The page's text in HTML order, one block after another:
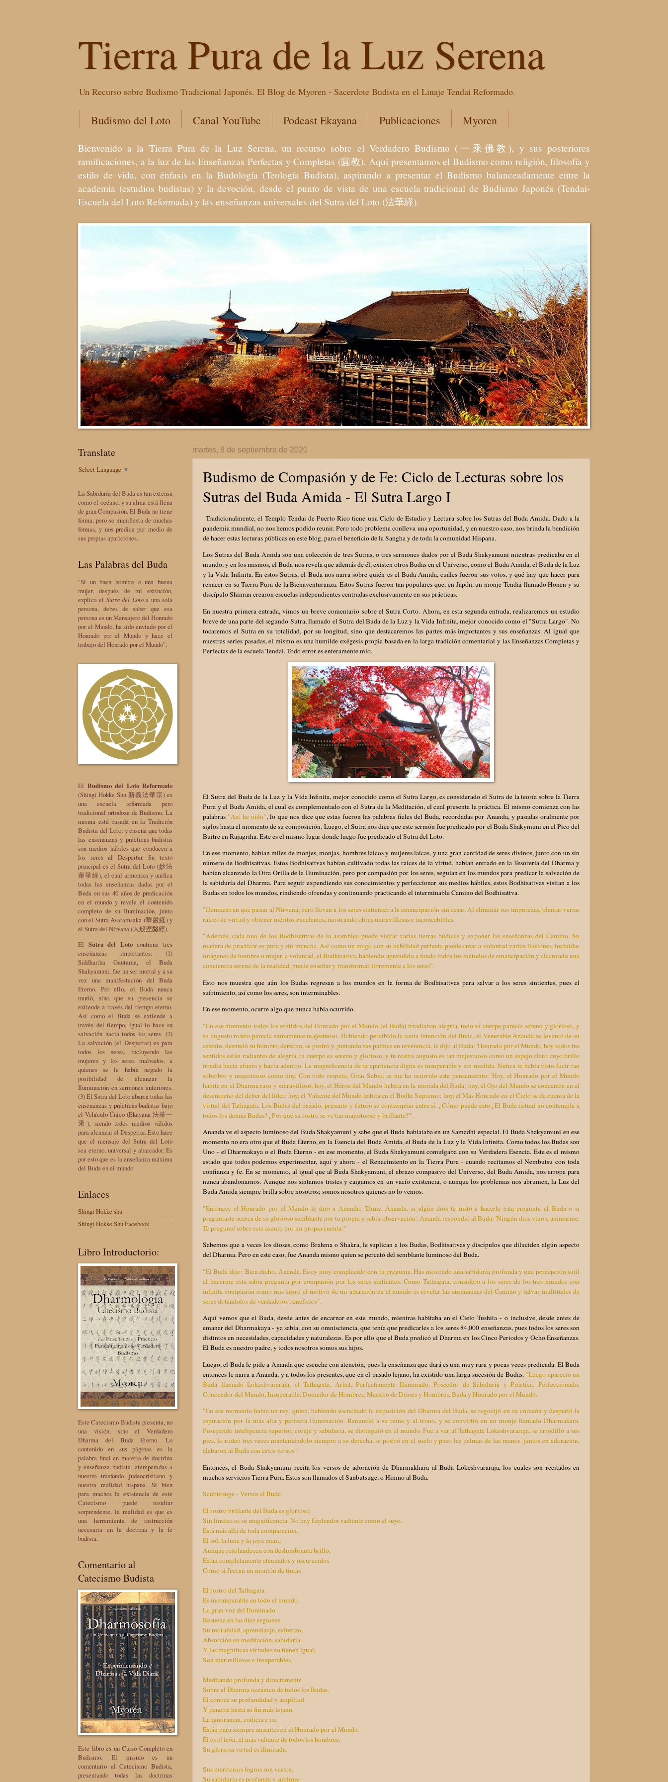
Tierra Pura de la Luz Serena
Un Recurso sobre Budismo Tradicional Japonés. El Blog de Myoren - Sacerdote Budista en el Linaje Tendai Reformado.
Budismo del Loto Canal YouTube Podcast Ekayana Publicaciones Myoren
Bienvenido a la Tierra Pura de la Luz Serena, un recurso sobre el Verdadero Budismo (一乘佛教), y sus posteriores
ramificaciones, a la luz de las Enseñanzas Perfectas y Completas (圓教). Aquí presentamos el Budismo como religión, filosofía y
estilo de vida, con énfasis en la Budología (Teología Budista), aspirando a presentar el Budismo balanceadamente entre la
academia (estudios budistas) y la devoción, desde el punto de vista de una escuela tradicional de Budismo Japonés (Tendai-
Escuela del Loto Reformada) y las enseñanzas universales del Sutra del Loto (法華経).
martes, 8 de septiembre de 2020
Budismo de Compasión y de Fe: Ciclo de Lecturas sobre los
Sutras del Buda Amida - El Sutra Largo I
Tradicionalmente, el Templo Tendai de Puerto Rico tiene una Ciclo de Estudio y Lectura sobre los Sutras del Buda Amida. Dado a la
pandemia mundial, no nos hemos podido reunir. Pero todo problema conlleva una oportunidad, y en nuestro caso, nos brinda la bendición
de hacer estas lecturas públicas en este blog, para el beneficio de la Sangha y de toda la comunidad Hispana.
Los Sutras del Buda Amida son una colección de tres Sutras, o tres sermones dados por el Buda Shakyamuni mientras predicaba en el
mundo, y en los mismos, el Buda nos revela que además de él, existen otros Budas en el Universo, como el Buda Amida, el Buda de la Luz
y la Vida Infinita. En estos Sutras, el Buda nos narra sobre quién es el Buda Amida, cuáles fueron sus votos, y qué hay que hacer para
renacer en su Tierra Pura de la Bienaventuranza. Estos Sutras fueron tan populares que, en Japón, un monje Tendai llamado Honen y su
discípulo Shinran crearon escuelas independientes centradas exclusivamente en sus prácticas.
En nuestra primera entrada, vimos un breve comentario sobre el Sutra Corto. Ahora, en esta segunda entrada, realizaremos un estudio
breve de una parte del segundo Sutra, llamado el Sutra del Buda de la Luz y la Vida Infinita, mejor conocido como el "Sutra Largo". No
tocaremos el Sutra en su totalidad, por su longitud, sino que destacaremos las partes más importantes y sus enseñanzas. Al igual que
nuestras series pasadas, el mismo es una humilde exégesis propia basada en la larga tradición comentarial y las Enseñanzas Completas y
Perfectas de la escuela Tendai. Todo error es enteramente mío.
El Sutra del Buda de la Luz y la Vida Infinita, mejor conocido como el Sutra Largo, es considerado el Sutra de la teoría sobre la Tierra
Pura y el Buda Amida, el cual es complementado con el Sutra de la Meditación, el cual presenta la práctica. El mismo comienza con las
palabras "Así he oído", lo que nos dice que estas fueron las palabras fieles del Buda, recordadas por Ananda, y pasadas oralmente por
siglos hasta el momento de su composición. Luego, el Sutra nos dice que este sermón fue predicado por el Buda Shakymuni en el Pico del
Buitre en Rajagriha. Este es el mismo lugar donde luego fue predicado el Sutra del Loto.
En ese momento, habían miles de monjes, monjas, hombres laicos y mujeres laicas, y una gran cantidad de seres divinos, junto con un sin
número de Bodhisattvas. Estos Bodhisattvas habían cultivado todas las raíces de la virtud, habían entrado en la Tesorería del Dharma y
habían alcanzado la Otra Orilla de la Iluminación, pero por compasión por los seres, seguían en los mundos para predicar la salvación de
la sabiduría del Dharma. Para seguir expendiendo sus conocimientos y perfeccionar sus medios hábiles, estos Bodhisattvas visitan a los
Budas en todos los mundos, rindiendo ofrendas y continuando practicando el interminable Camino del Bodhisattva.
"Demuestran que pasan al Nirvana, pero llevan a los seres sintientes a la emancipación sin cesar. Al eliminar sus impurezas, plantar varias
raíces de virtud y obtener méritos excelentes, mostrando obras maravillosas e inconcebibles.
"Además, cada uno de los Bodhisattvas de la asamblea puede visitar varias tierras búdicas y exponer las enseñanzas del Camino. Su
manera de practicar es pura y sin mancha. Así como un mago con su habilidad perfecta puede crear a voluntad varias ilusiones, incluidas
imágenes de hombre o mujer, a voluntad, el Bodhisattva, habiendo aprendido a fondo todos los métodos de emancipación y alcanzado una
conciencia serena de la realidad, puede enseñar y transformar libremente a los seres".
Esto nos muestra que aún los Budas regresan a los mundos en la forma de Bodhisattvas para salvar a los seres sintientes, pues el
sufrimiento, así como los seres, son interminables.
En ese momento, ocurre algo que nunca había ocurrido.
"En ese momento todos los sentidos del Honrado por el Mundo [el Buda] irradiaban alegría, todo su cuerpo parecía sereno y glorioso, y
su augusto rostro parecía sumamente majestuoso. Habiendo percibido la santa intención del Buda, el Venerable Ananda se levantó de su
asiento, desnudó su hombro derecho, se postró y, juntando sus palmas en reverencia, le dijo al Buda: 'Honrado por el Mundo, hoy todos tus
sentidos están radiantes de alegría, tu cuerpo es sereno y glorioso, y tu rostro augusto es tan majestuoso como un espejo claro cuyo brillo
irradia hacia afuera y hacia adentro. La magnificencia de tu apariencia digna es insuperable y sin medida. Nunca te había visto lucir tan
soberbio y majestuoso como hoy. Con todo respeto, Gran Sabio, se me ha ocurrido este pensamiento: 'Hoy, el Honrado por el Mundo
habita en el Dharma raro y maravilloso; hoy, el Héroe del Mundo habita en la morada del Buda; hoy, el Ojo del Mundo se concentra en el
desempeño del deber del líder; hoy, el Valiente del Mundo habita en el Bodhi Supremo; hoy, el Más Honrado en el Cielo se da cuenta de la
virtud del Tathagata. Los Budas del pasado, presente y futuro se contemplan entre sí. ¿Cómo puede esto ¿El Buda actual no contempla a
todos los demás Budas? ¿Por qué su rostro se ve tan majestuoso y brillante?'".
Ananda ve el aspecto luminoso del Buda Shakyamuni y sabe que el Buda habiataba en un Samadhi especial. El Buda Shakyamuni en ese
momento no era otro que el Buda Eterno, en la Esencia del Buda Amida, el Buda de la Luz y la Vida Infinita. Como todos los Budas son
Uno - el Dharmakaya o el Buda Eterno - en ese momento, el Buda Shakyamuni comulgaba con su Verdadera Esencia. Este es el mismo
estado que todos podemos experimentar, aquí y ahora - el Renacimiento en la Tierra Pura - cuando recitamos el Nembutsu con toda
confianza y fe. En se momento, al igual que al Buda Shakyamuni, el abrazo compasivo del Universo, del Buda Amida, nos arropa para
nunca abandonarnos. Aunque nos sintamos tristes y caigamos en un vacío existencia, o aunque los problemas nos abrumen, la Luz del
Buda Amida siempre brilla sobre nosotros; somos nosotros quienes no lo vemos.
"Entonces el Honrado por el Mundo le dijo a Ananda: 'Dime, Ananda, si algún dios te instó a hacerle esta pregunta al Buda o si
preguntaste acerca de su glorioso semblante por tu propia y sabia observación'. Ananda respondió al Buda: 'Ningún dios vino a animarme.
Te pregunté sobre este asunto por mi propia cuenta'."
Sabemos que a veces los dioses, como Brahma o Shakra, le suplican a los Budas, Bodhisattvas y discípulos que diluciden algún aspecto
del Dharma. Pero en este caso, fue Ananda mismo quien se percató del semblante luminoso del Buda.
"El Buda dijo: 'Bien dicho, Ananda. Estoy muy complacido con tu pregunta. Has mostrado una sabiduría profunda y una percepción sutil
al hacerme esta sabia pregunta por compasión por los seres sintientes. Como Tathagata, considero a los seres de los tres mundos con
infinita compasión como mis hijos; el motivo de mi aparición en el mundo es revelar las enseñanzas del Camino y salvar multitudes de
seres dotándolos de verdaderos beneficios".
Aquí vemos que el Buda, desde antes de encarnar en este mundo, mientras habitaba en el Cielo Tushita - o inclusive, desde antes de
emanar del Dharmakaya - ya sabía, con su omnisciencia, que tenía que predicarles a los seres 84,000 enseñanzas, pues todos los seres son
distintos en necesidades, capacidades y naturalezas. Es por ello que el Buda predicó el Dharma en los Cinco Periodos y Ocho Enseñanzas.
El Buda es nuestro padre, y todos nosotros somos sus hijos.
Luego, el Buda le pide a Ananda que escuche con atención, pues la enseñanza que dará es una muy rara y pocas veces predicada. El Buda
entonces le narra a Ananda, y a todos los presentes, que en el pasado lejano, ha existido una larga sucesión de Budas. "Luego apareció un
Buda llamado Lokeshvararaja, el Tathagata, Arhat, Perfectamente Iluminado, Poseedor de Sabiduría y Práctica, Perfeccionado,
Conocedor del Mundo, Insuperable, Domador de Hombres, Maestro de Dioses y Hombres, Buda y Honrado por el Mundo.
"En ese momento había un rey, quien, habiendo escuchado la exposición del Dharma del Buda, se regocijó en su corazón y despertó la
aspiración por la más alta y perfecta Iluminación. Renunció a su reino y al trono, y se convirtió en un monje llamado Dharmakara.
Poseyendo inteligencia superior, coraje y sabiduría, se distinguió en el mundo. Fue a ver al Tathagata Lokeshvararaja, se arrodilló a sus
pies, lo rodeó tres veces manteniéndolo siempre a su derecha, se postró en el suelo y puso las palmas de las manos. juntos en adoración,
alabaron al Buda con estos versos".
Entonces, el Buda Shakyamuni recita los versos de adoración de Dharmakhara al Buda Lokeshvararaja, los cuales son recitados en
muchos servicios Tierra Pura. Estos son llamados el Sanbutsuge, o Himno al Buda.
Sanbutsuge - Versos al Buda
El rostro brillante del Buda es glorioso;
Sin límites es su magnificencia. No hay Esplendor radiante como el suyo.
Está más allá de toda comparación.
El sol, la luna y la joya mani,
Aunque resplandecen con deslumbrante brillo,
Están completamente atenuados y oscurecidos
Como si fueran un montón de tintas
El rostro del Tathagata
Es incomparable en todo el mundo.
La gran voz del Iluminado
Resuena en las diez regiones.
Su moralidad, aprendizaje, esfuerzo,
Absorción en meditación, sabiduría.
Y las magníficas virtudes no tienen igual;
Son maravillosos e insuperables.
Meditando profunda y directamente
Sobre el Dharma oceánico de todos los Budas.
El conoce su profundidad y amplitud
Y penetra hasta su fin más lejano.
La ignorancia, codicia e ira
Están para siempre ausentes en el Honrado por el Mundo.
Él es el león, el más valiente de todos los hombres;
Su gloriosa virtud es ilimitada.
Sus meritorios logros son vastos;
Su sabiduría es profunda y sublime.
Translate
Select Language ▼
La Sabiduría del Buda es tan extensa
como el océano, y su alma está llena
de gran Compasión. El Buda no tiene
forma, pero se manifiesta de muchas
formas, y nos predica por medio de
sus propias apariciones.
Las Palabras del Buda
"Si un buen hombre o una buena
mujer, después de mi extinción,
explica el Sutra del Lotoa una sola
persona, debes de saber que esa
persona es un Mensajero del Honrado
por el Mundo, ha sido enviado por el
Honrado por el Mundo y hace el
trabajo del Honrado por el Mundo".
El Budismo del Loto Reformado
(Shingi Hokke Shu 新義法華宗) es
una escuela reformada pero
tradicional ortodoxa de Budismo. La
misma está basada en la Tradición
Budista del Loto, y enseña que todas
las enseñanzas y prácticas budistas
son medios hábiles que conducen a
los seres al Despertar. Su texto
principal es el Sutra del Loto (妙法
蓮華經), el cual armoniza y unifica
todas las enseñanzas dadas por el
Buda en sus 40 años de predicación
en el mundo y revela el contenido
completo de su Iluminación, junto
con el Sutra Avatamsaka (華厳経) y
el Sutra del Nirvana (大般涅槃經).
El Sutra del Lotocontiene tres
enseñanzas importantes: (1)
Siddhartha Gautama, el Buda
Shakyamuni, fue un ser mortal y a su
vez una manifestación del Buda
Eterno. Por ello, el Buda nunca
murió, sino que su presencia se
extiende a través del tiempo eterno.
Así como el Buda se extiende a
través del tiempo, igual lo hace su
salvación hacia todos los seres. (2)
La salvación (el Despertar) es para
todos los seres, incluyendo las
mujeres y los seres malvados, a
quienes se le había negado la
posibilidad de alcanzar la
Iluminación en sermones anteriores.
(3) El Sutra del Loto abarca todas las
enseñanzas y prácticas budistas bajo
el Vehículo Único (Ekayana 法華一
乘), siendo todos medios válidos
para alcanzar el Despertar. Esto hace
que el mensaje del Sutra del Loto
sea eterno, universal y abarcador. Es
por esto que es la enseñanza máxima
del Buda en el mundo.
Enlaces
Shingi Hokke shu
Shingi Hokke Shu Facebook
Libro Introductorio:
Este Catecismo Budista presenta, no
una visión, sino el Verdadero
Dharma del Buda Eterno. Lo
contenido en sus páginas es la
palabra final en materia de doctrina
y enseñanza budista, atemperadas a
nuestro trasfondo judeocristiano y
nuestra realidad hispana. Si bien
para muchos la existencia de este
Catecismo puede resultar
sorprendente, la realidad es que es
una herramienta de instrucción
necesaria en la doctrina y la fe
budista.
Comentario al
Catecismo Budista
Este libro es un Curso Completo en
Budismo. El mismo es un
comentario al Catecismo Budista,
presentando todas las doctrinas